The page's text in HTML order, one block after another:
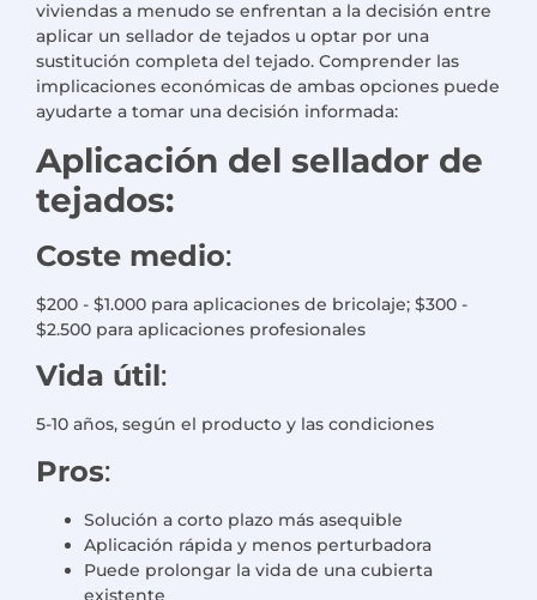
viviendas a menudo se enfrentan a la decisión entre
aplicar un sellador de tejados u optar por una
sustitución completa del tejado. Comprender las
implicaciones económicas de ambas opciones puede
ayudarte a tomar una decisión informada:
Aplicación del sellador de
tejados:
Coste medio:
$200 - $1.000 para aplicaciones de bricolaje; $300 -
$2.500 para aplicaciones profesionales
Vida útil:
5-10 años, según el producto y las condiciones
Pros:
Solución a corto plazo más asequible
Aplicación rápida y menos perturbadora
Puede prolongar la vida de una cubierta
existente